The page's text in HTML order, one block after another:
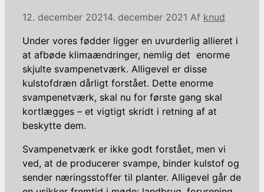
12. december 20214. december 2021 Af knud
Under vores fødder ligger en uvurderlig allieret i
at afbøde klimaændringer, nemlig det enorme
skjulte svampenetværk. Alligevel er disse
kulstofdræn dårligt forstået. Dette enorme
svampenetværk, skal nu for første gang skal
kortlægges – et vigtigt skridt i retning af at
beskytte dem.
Svampenetværk er ikke godt forstået, men vi
ved, at de producerer svampe, binder kulstof og
sender næringsstoffer til planter. Alligevel går de